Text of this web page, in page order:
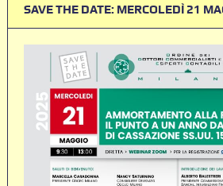
SAVE THE DATE: MERCOLEDÌ 21